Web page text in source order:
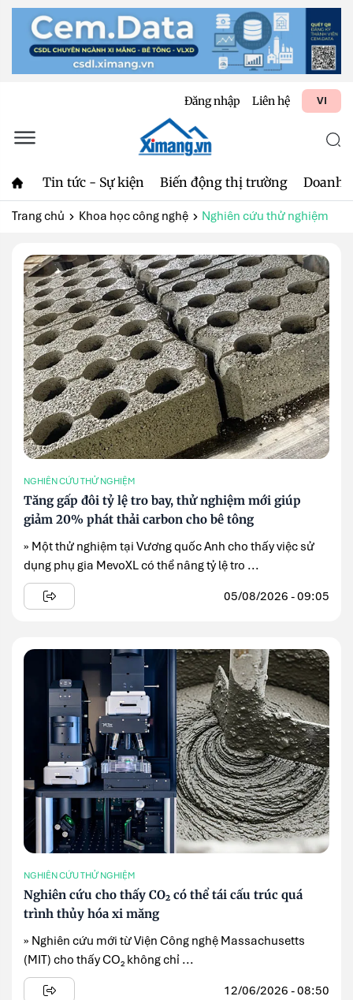
Đăng nhập Liên hệ VI
Tin tức - Sự kiện Biến động thị trường Doanh
Trang chủ Khoa học công nghệ Nghiên cứu thử nghiệm
NGHIÊN CỨU THỬ NGHIỆM
Tăng gấp đôi tỷ lệ tro bay, thử nghiệm mới giúp
giảm 20% phát thải carbon cho bê tông
» Một thử nghiệm tại Vương quốc Anh cho thấy việc sử
dụng phụ gia MevoXL có thể nâng tỷ lệ tro ...
05/08/2026 - 09:05
NGHIÊN CỨU THỬ NGHIỆM
Nghiên cứu cho thấy CO₂ có thể tái cấu trúc quá
trình thủy hóa xi măng
» Nghiên cứu mới từ Viện Công nghệ Massachusetts
(MIT) cho thấy CO₂ không chỉ ...
12/06/2026 - 08:50